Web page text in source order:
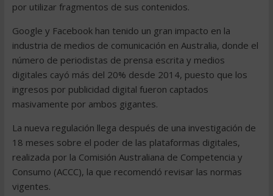
por utilizar fragmentos de sus contenidos.
Google y Facebook han tenido un gran impacto en la
industria de medios de comunicación en Australia, donde el
número de periodistas de prensa escrita y medios
digitales cayó más del 20% desde 2014, puesto que los
ingresos por publicidad digital fueron captados
masivamente por ambos gigantes.
La nueva regulación llega después de una investigación de
18 meses sobre el poder de las plataformas digitales,
realizada por la Comisión Australiana de Competencia y
Consumo (ACCC), la que recomendó revisar las normas
vigentes.